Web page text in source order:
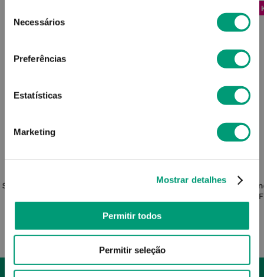
Necessários
Preferências
Estatísticas
Marketing
Mostrar detalhes
Permitir todos
Permitir seleção
Sensinol Champô Fisioprotect Couro
14,74 €
ADICIONAR
-25%
Uso